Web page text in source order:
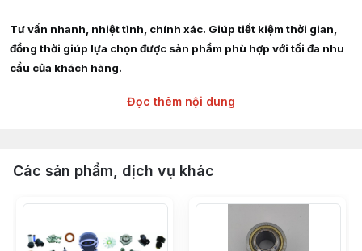
Tư vấn nhanh, nhiệt tình, chính xác. Giúp tiết kiệm thời gian,
đồng thời giúp lựa chọn được sản phẩm phù hợp với tối đa nhu
cầu của khách hàng.
Giao hàng siêu tốc nội thành HCM, Hà Nội, Bình Dương, Đồng
Phụ tùng, linh kiện, chi tiết kỹ thuật xe nâng hàng các hãng :
TOYOTA, TCM, MITSUBISHI, KOMAT'SU, HELI, HANGCHA,
YALE, SUMITOMO, EP, SHINKO, NISSAN, YANMAR, DAEWOO,
HYUNDAI, SAMSUNG, CLARK, HYSTER, NICHIYU, LINDE,
Đọc thêm nội dung
Các sản phẩm, dịch vụ khác